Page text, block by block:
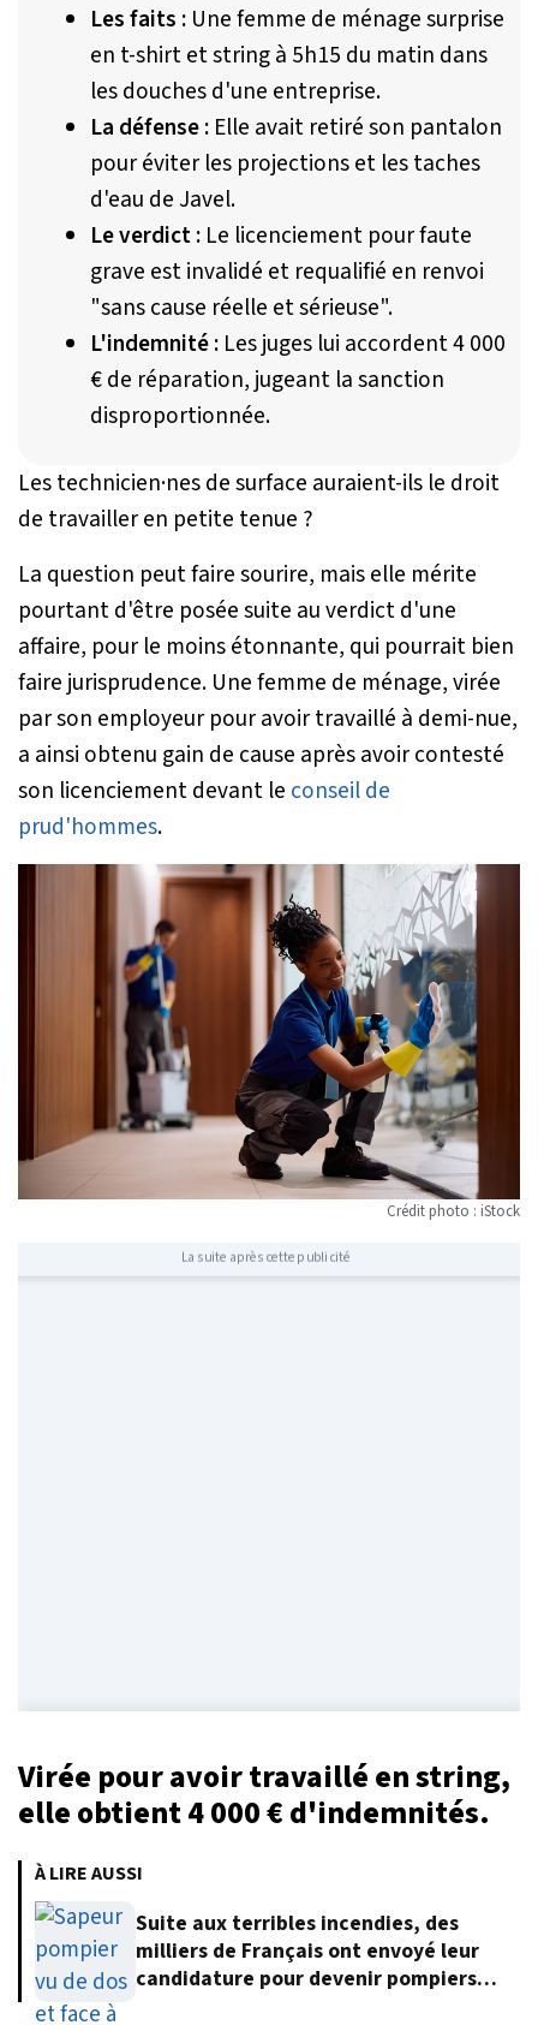
Les faits : Une femme de ménage surprise
en t-shirt et string à 5h15 du matin dans
les douches d'une entreprise.
La défense : Elle avait retiré son pantalon
pour éviter les projections et les taches
d'eau de Javel.
Le verdict : Le licenciement pour faute
grave est invalidé et requalifié en renvoi
"sans cause réelle et sérieuse".
L'indemnité : Les juges lui accordent 4 000
€ de réparation, jugeant la sanction
disproportionnée.
Les technicien·nes de surface auraient-ils le droit
de travailler en petite tenue ?
La question peut faire sourire, mais elle mérite
pourtant d'être posée suite au verdict d'une
affaire, pour le moins étonnante, qui pourrait bien
faire jurisprudence. Une femme de ménage, virée
par son employeur pour avoir travaillé à demi-nue,
a ainsi obtenu gain de cause après avoir contesté
son licenciement devant le conseil de
prud'hommes.
Crédit photo : iStock
La suite après cette publicité
Virée pour avoir travaillé en string,
elle obtient 4 000 € d'indemnités.
À LIRE AUSSI
Suite aux terribles incendies, des
milliers de Français ont envoyé leur
candidature pour devenir pompiers